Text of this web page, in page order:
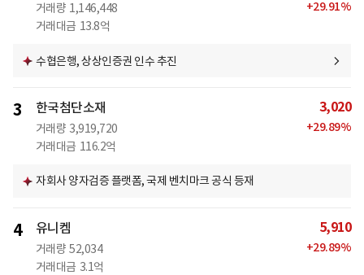
거래량 1,146,448
거래대금 13.8억
+29.91%
수협은행, 상상인증권 인수 추진
3 한국첨단소재
거래량 3,919,720
거래대금 116.2억
3,020
+29.89%
자회사 양자검증 플랫폼, 국제 벤치마크 공식 등재
4 유니켐
거래량 52,034
거래대금 3.1억
5,910
+29.89%